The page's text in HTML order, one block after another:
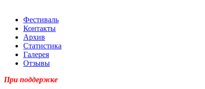
Фестиваль
Контакты
Архив
Статистика
Галерея
Отзывы
При поддержке